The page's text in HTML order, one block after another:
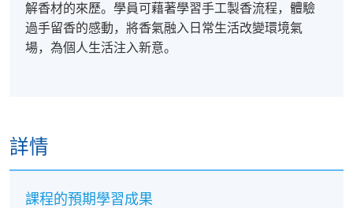
解香材的來歷。學員可藉著學習手工製香流程，體驗
過手留香的感動，將香氣融入日常生活改變環境氣
場，為個人生活注入新意。
詳情
課程的預期學習成果